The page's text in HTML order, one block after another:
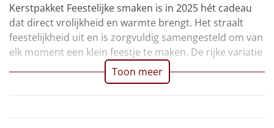
Alle artikelen
Overige
Ideeën
Doe het zelf
Kerstpakket Feestelijke smaken is in 2025 hét cadeau
dat direct vrolijkheid en warmte brengt. Het straalt
feestelijkheid uit en is zorgvuldig samengesteld om van
elk moment een klein feestje te maken. De rijke variatie
Toon meer